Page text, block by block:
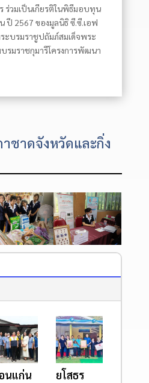
ร่วมเป็นเกียรติในพิธีมอบทุน
ปี 2567 ของมูลนิธิ ซี.ซี.เอฟ
ะบรมราชูปถัมภ์สมเด็จพระ
รมราชกุมารีโครงการพัฒนา
ชาดจังหวัดและกิ่ง
นแก่น ยโสธร